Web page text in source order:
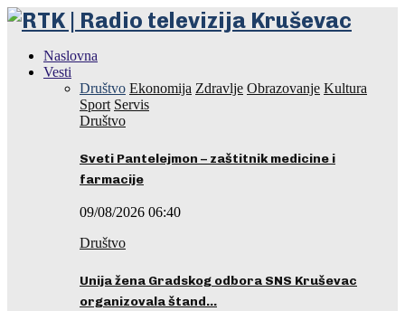
Naslovna
Vesti
Društvo Ekonomija Zdravlje Obrazovanje Kultura
Sport Servis
Društvo
Sveti Pantelejmon – zaštitnik medicine i
farmacije
09/08/2026 06:40
Društvo
Unija žena Gradskog odbora SNS Kruševac
organizovala štand…